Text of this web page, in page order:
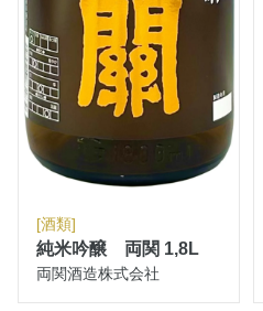
[酒類]
純米吟醸 両関 1,8L
両関酒造株式会社